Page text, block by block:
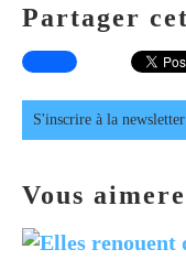
Partager
S'inscrire à la newsletter
Vous